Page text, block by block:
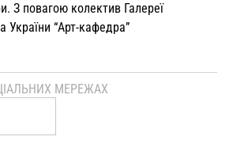
З повагою колектив Галереї
України “Арт-кафедра”
МЕРЕЖАХ